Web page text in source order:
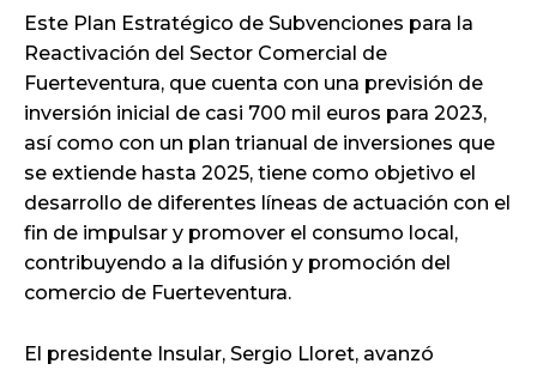
Este Plan Estratégico de Subvenciones para la
Reactivación del Sector Comercial de
Fuerteventura, que cuenta con una previsión de
inversión inicial de casi 700 mil euros para 2023,
así como con un plan trianual de inversiones que
se extiende hasta 2025, tiene como objetivo el
desarrollo de diferentes líneas de actuación con el
fin de impulsar y promover el consumo local,
contribuyendo a la difusión y promoción del
comercio de Fuerteventura.
El presidente Insular, Sergio Lloret, avanzó